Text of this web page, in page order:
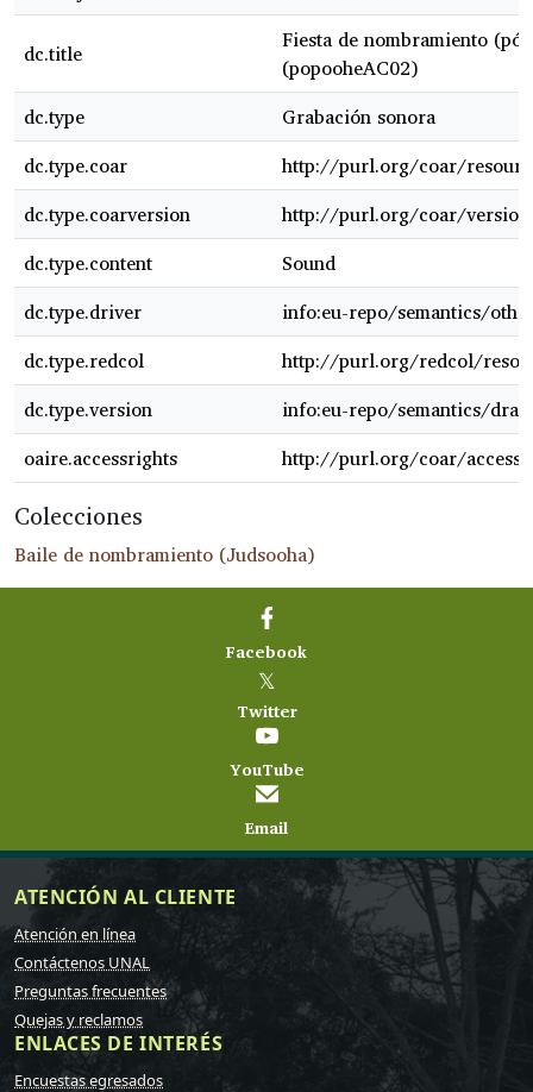
dc.title
Fiesta de nombramiento
(popooheAC02)
dc.type
Grabación sonora
dc.type.coar
http://purl.org/coar/
dc.type.coarversion
http://purl.org/coar/version/
dc.type.content
Sound
dc.type.driver
info:eu-repo/semantics/
dc.type.redcol
http://purl.org/redcol/
dc.type.version
info:eu-repo/semantics/draft
oaire.accessrights
http://purl.org/coar/
Colecciones
Baile de nombramiento (Judsooha)
Facebook
𝕏
Twitter
YouTube
Email
ATENCIÓN AL CLIENTE
Atención en línea
Contáctenos UNAL
Preguntas frecuentes
Quejas y reclamos
ENLACES DE INTERÉS
Encuestas egresados